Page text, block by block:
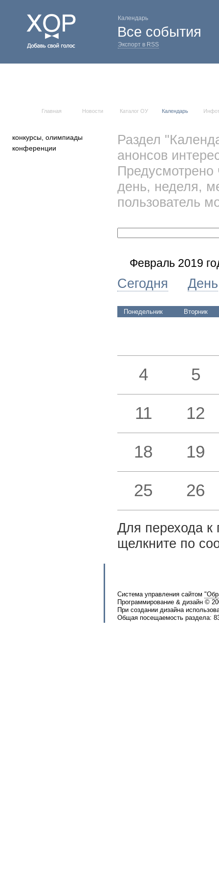
Главная Новости Каталог ОУ Календарь
Все события
Календарь
Экспорт в RSS
конкурсы, олимпиады
конференции
Раздел
анонсов
день, неделя,
пользователь
Февраль 2019
Сегодня День
Понедельник Вторник
4 5
11 12
18 19
25 26
Для перехода к
щелкните по
Система управления сайтом
Программирование & дизайн ©
При создании дизайна
Общая посещаемость раздела: